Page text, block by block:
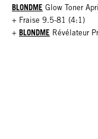
BLONDME Glow Toner
+ Fraise 9.5-81 (4:1)
+ BLONDME Révélateur